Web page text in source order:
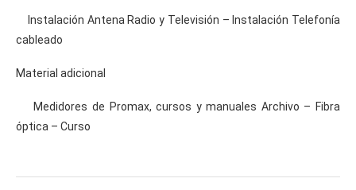
Instalación Antena Radio y Televisión – Instalación Telefonía
cableado
Material adicional
Medidores de Promax, cursos y manuales Archivo – Fibra
óptica – Curso